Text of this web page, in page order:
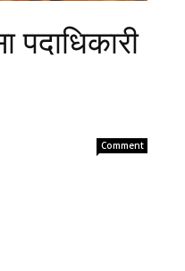
Comment